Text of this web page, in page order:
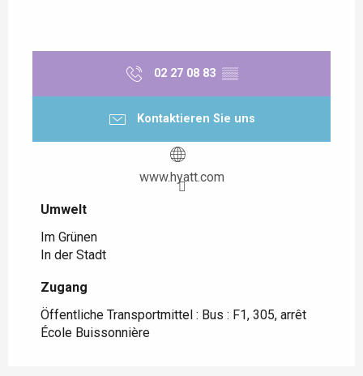
02 27 08 83 ▒▒
Kontaktieren Sie uns
www.hyatt.com
Umwelt
Umwelt
Im Grünen
In der Stadt
Zugang
Zugang
Öffentliche Transportmittel : Bus : F1, 305, arrêt
École Buissonnière